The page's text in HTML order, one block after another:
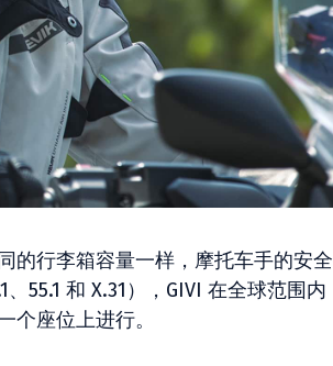
的行李箱容量一样，摩托车手的安全
55.1 和 X.31），GIVI 在全球范围内
个座位上进行。